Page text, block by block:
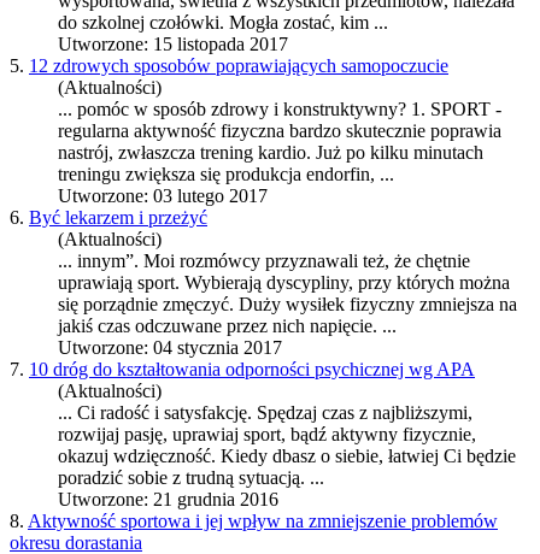
do szkolnej czołówki. Mogła zostać, kim ...
Utworzone: 15 listopada 2017
5. 12 zdrowych sposobów poprawiających samopoczucie
(Aktualności)
... pomóc w sposób zdrowy i konstruktywny? 1. SPORT -
regularna aktywność fizyczna bardzo skutecznie poprawia
nastrój, zwłaszcza trening kardio. Już po kilku minutach
treningu zwiększa się produkcja endorfin, ...
Utworzone: 03 lutego 2017
6. Być lekarzem i przeżyć
(Aktualności)
... innym”. Moi rozmówcy przyznawali też, że chętnie
uprawiają sport. Wybierają dyscypliny, przy których można
się porządnie zmęczyć. Duży wysiłek fizyczny zmniejsza na
jakiś czas odczuwane przez nich napięcie. ...
Utworzone: 04 stycznia 2017
7. 10 dróg do kształtowania odporności psychicznej wg APA
(Aktualności)
... Ci radość i satysfakcję. Spędzaj czas z najbliższymi,
rozwijaj pasję, uprawiaj sport, bądź aktywny fizycznie,
okazuj wdzięczność. Kiedy dbasz o siebie, łatwiej Ci będzie
poradzić sobie z trudną sytuacją. ...
Utworzone: 21 grudnia 2016
8. Aktywność sportowa i jej wpływ na zmniejszenie problemów
okresu dorastania